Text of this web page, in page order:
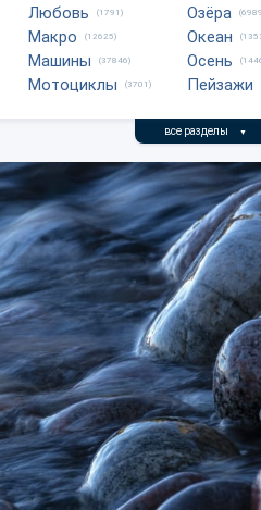
Любовь (1791)
Макро (12625)
Машины (37846)
Мотоциклы (3701)
Озёра
Океан
Осень
Пейзажи
все разделы ▼